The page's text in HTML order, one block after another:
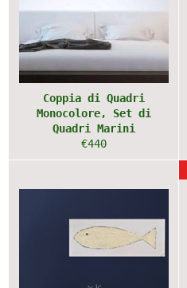
Coppia di Quadri
Monocolore, Set di
Quadri Marini
Prezzo
di
€440